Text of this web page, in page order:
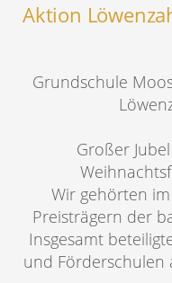
Aktion
Grundschule
Großer
Wir gehörten
Preisträgern der
Insgesamt
und Förderschulen